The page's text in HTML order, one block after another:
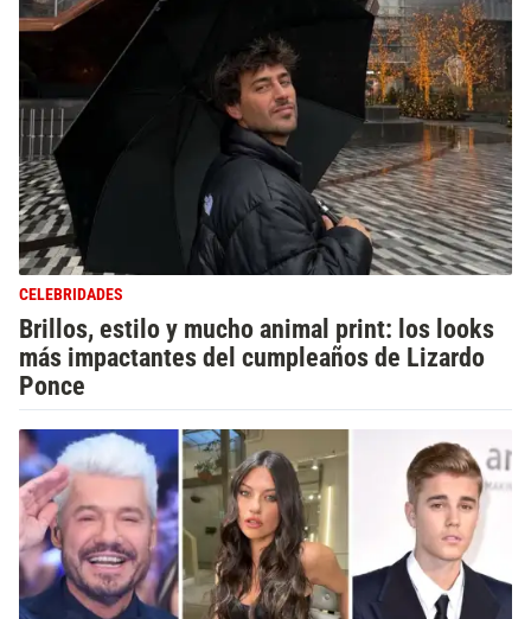
CELEBRIDADES
Brillos, estilo y mucho animal print: los looks
más impactantes del cumpleaños de Lizardo
Ponce